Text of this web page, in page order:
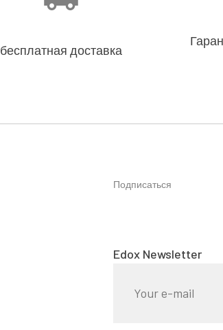
бесплатная доставка
Подписаться
Edox Newsletter